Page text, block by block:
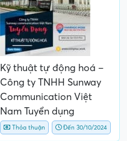
Kỹ thuật tự động hoá –
Công ty TNHH Sunway
Communication Việt
Nam Tuyển dụng
Thỏa thuận Đến 30/10/2024